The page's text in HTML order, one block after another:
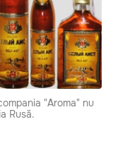
"Aroma" nu
Rusă.